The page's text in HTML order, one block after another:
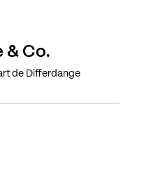
& Co.
de Differdange